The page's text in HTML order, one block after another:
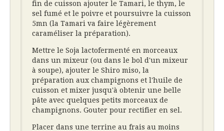
fin de cuisson ajouter le Tamari, le thym, le
sel fumé et le poivre et poursuivre la cuisson
5mn (la Tamari va faire légèrement
caraméliser la préparation).
Mettre le Soja lactofermenté en morceaux
dans un mixeur (ou dans le bol d'un mixeur
à soupe), ajouter le Shiro miso, la
préparation aux champignons et l'huile de
cuisson et mixer jusqu'à obtenir une belle
pâte avec quelques petits morceaux de
champignons. Gouter pour rectifier en sel.
Placer dans une terrine au frais au moins